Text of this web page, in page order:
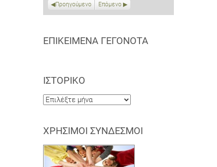
Προηγούμενο Επόμενο
ΕΠΙΚΕΊΜΕΝΑ ΓΕΓΟΝΌΤΑ
ΙΣΤΟΡΙΚΌ
Ιστορικό
ΧΡΉΣΙΜΟΙ ΣΎΝΔΕΣΜΟΙ